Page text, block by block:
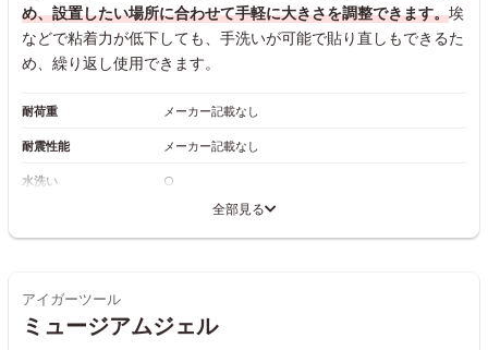
め、設置したい場所に合わせて手軽に大きさを調整できます。埃
などで粘着力が低下しても、手洗いが可能で貼り直しもできるた
め、繰り返し使用できます。
耐荷重 メーカー記載なし
耐震性能 メーカー記載なし
水洗い ○
全部見る
アイガーツール
ミュージアムジェル